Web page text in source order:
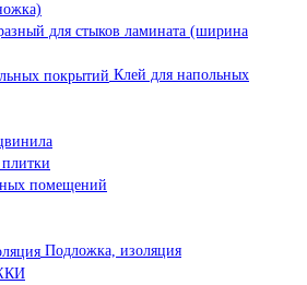
для стыков ламината (ширина
Клей для напольных
помещений
Подложка, изоляция